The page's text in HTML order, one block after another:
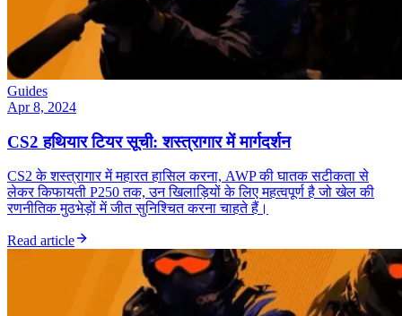
Guides
Apr 8, 2024
CS2 हथियार टियर सूची: शस्त्रागार में मार्गदर्शन
CS2 के शस्त्रागार में महारत हासिल करना, AWP की घातक सटीकता से
लेकर किफायती P250 तक, उन खिलाड़ियों के लिए महत्वपूर्ण है जो खेल की
रणनीतिक मुठभेड़ों में जीत सुनिश्चित करना चाहते हैं।
Read article